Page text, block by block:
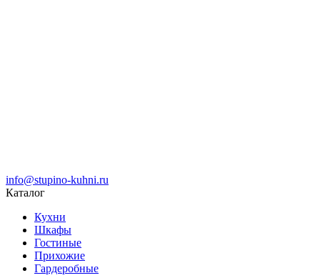
info@stupino-kuhni.ru
Каталог
Кухни
Шкафы
Гостиные
Прихожие
Гардеробные